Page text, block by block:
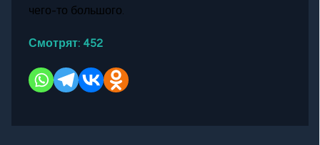
чего-то большого.
Смотрят: 452